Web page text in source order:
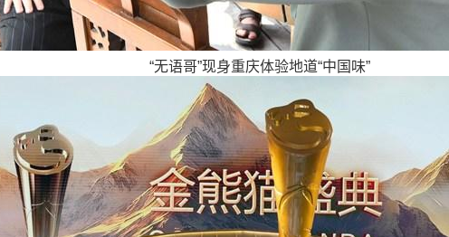
“无语哥”现身重庆体验地道“中国味”